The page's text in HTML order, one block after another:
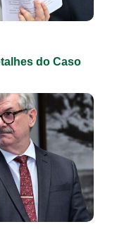
do Caso